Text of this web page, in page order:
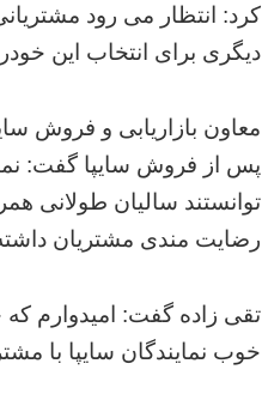
کرد: انتظار می رود
دیگری برای انتخاب این
معاون بازاریابی و فروش
پس از فروش سایپا گفت:
توانستند سالیان طولانی
رضایت مندی مشتریان
تقی زاده گفت: امیدوارم
خوب نمایندگان سایپا با